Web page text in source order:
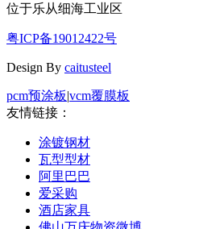
位于乐从细海工业区
粤ICP备19012422号
Design By caitusteel
pcm预涂板|vcm覆膜板
友情链接：
涂镀钢材
瓦型型材
阿里巴巴
爱采购
酒店家具